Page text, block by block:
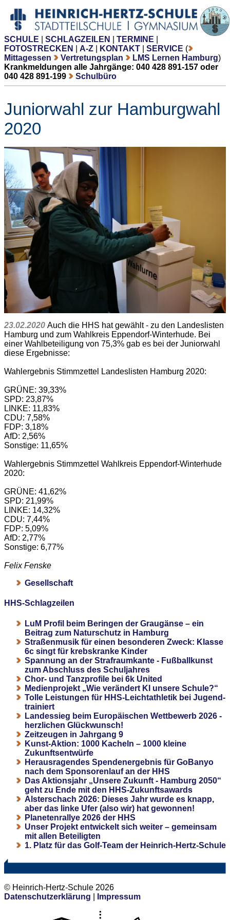
SCHULE SCHLAGZEILEN TERMINE
FOTOSTRECKEN
A-Z KONTAKT SERVICE (
Mittagessen
Vertretungsplan LMS Lernen Hamburg)
Krankmeldungen alle Jahrgänge: 040 428 891-157 oder
040 428 891-199
Schulbüro
Juniorwahl zur Hamburgwahl
2020
23.02.2020 Auch die HHS hat gewählt - zu den Landeslisten
Hamburg und zum Wahlkreis Eppendorf-Winterhude. Bei
einer Wahlbeteiligung von 75,3% gab es bei der Juniorwahl
diese Ergebnisse:
Wahlergebnis Stimmzettel Landeslisten Hamburg 2020:
GRÜNE: 39,33%
SPD: 23,87%
LINKE: 11,83%
CDU: 7,58%
FDP: 3,18%
AfD: 2,56%
Sonstige: 11,65%
Wahlergebnis Stimmzettel Wahlkreis Eppendorf-Winterhude
2020:
GRÜNE: 41,62%
SPD: 21,99%
LINKE: 14,32%
CDU: 7,44%
FDP: 5,09%
AfD: 2,77%
Sonstige: 6,77%
Felix Fenske
Gesellschaft
HHS-Schlagzeilen
LuM Profil beim Beringen der Graugänse – ein
Beitrag zum Naturschutz in Hamburg
Straßenmusik für einen besonderen Zweck: Klasse
6c singt für krebskranke Kinder
Spannung an der Strafraumkante - Fußballkunst
zum Abschluss des Schuljahres
Chor- und Tanzprofile bei 6k United
Medienprojekt „Wie verändert KI unsere Schule?“
Tolle Leistungen für HHS-Leichtathletik bei Jugend-
trainiert
Landessieg beim Europäischen Wettbewerb 2026 -
herzlichen Glückwunsch!
Zeitzeugen in Jahrgang 9
Kunst-Aktion: 1000 Kacheln – 1000 kleine
Zukunftsentwürfe
Herausragendes Spendenergebnis für GoBanyo
nach dem Sponsorenlauf an der HHS
Das Aktionsjahr „Unsere Zukunft - Hamburg 2050“
geht zu Ende mit den HHS-Zukunftsawards
Alsterschach 2026: Dieses Jahr wurde es knapp,
aber das linke Ufer (also wir) hat gewonnen!
Planetenrallye 2026 der HHS
Unser Projekt entwickelt sich weiter – gemeinsam
mit allen Beteiligten
1. Platz für das Golf-Team der Heinrich-Hertz-Schule
© Heinrich-Hertz-Schule 2026
Datenschutzerklärung
Impressum